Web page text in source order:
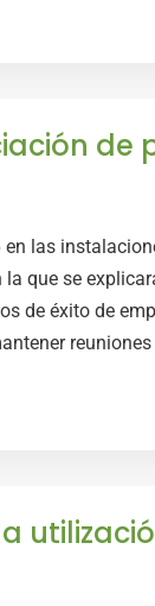
de
las
que se
de éxito de